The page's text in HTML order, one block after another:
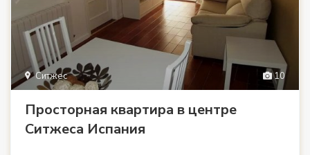
10
Ситжес
Просторная квартира в центре
Ситжеса Испания